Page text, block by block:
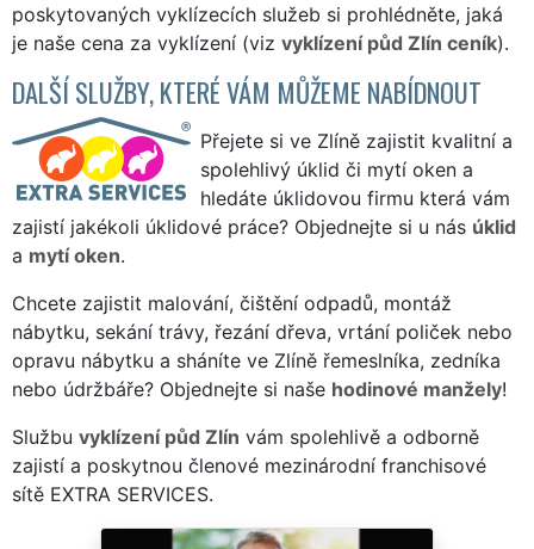
poskytovaných vyklízecích služeb si prohlédněte, jaká
je naše cena za vyklízení (viz vyklízení půd Zlín ceník).
DALŠÍ SLUŽBY, KTERÉ VÁM MŮŽEME NABÍDNOUT
Přejete si ve Zlíně zajistit kvalitní a
spolehlivý úklid či mytí oken a
hledáte úklidovou firmu která vám
zajistí jakékoli úklidové práce? Objednejte si u nás úklid
a mytí oken.
Chcete zajistit malování, čištění odpadů, montáž
nábytku, sekání trávy, řezání dřeva, vrtání poliček nebo
opravu nábytku a sháníte ve Zlíně řemeslníka, zedníka
nebo údržbáře? Objednejte si naše hodinové manžely!
Službu vyklízení půd Zlín vám spolehlivě a odborně
zajistí a poskytnou členové mezinárodní franchisové
sítě EXTRA SERVICES.